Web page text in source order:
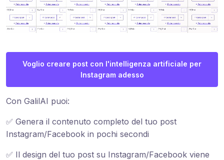
Voglio creare post con l'intelligenza artificiale per
Instagram adesso
Con GalilAI puoi:
✅ Genera il contenuto completo del tuo post
Instagram/Facebook in pochi secondi
✅ Il design del tuo post su Instagram/Facebook viene